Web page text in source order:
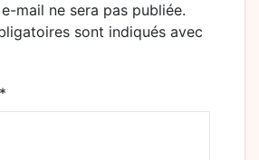
mail ne sera pas publiée.
sont indiqués avec
*